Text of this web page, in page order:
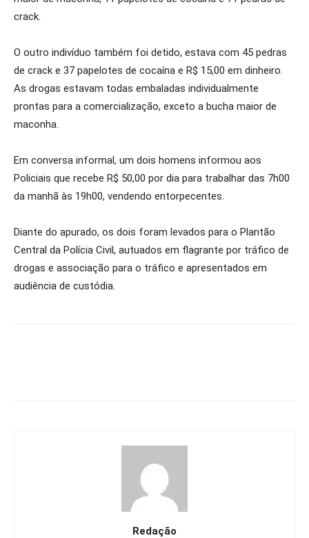
crack.
O outro indivíduo também foi detido, estava com 45 pedras
de crack e 37 papelotes de cocaína e R$ 15,00 em dinheiro.
As drogas estavam todas embaladas individualmente
prontas para a comercialização, exceto a bucha maior de
maconha.
Em conversa informal, um dois homens informou aos
Policiais que recebe R$ 50,00 por dia para trabalhar das 7h00
da manhã às 19h00, vendendo entorpecentes.
Diante do apurado, os dois foram levados para o Plantão
Central da Polícia Civil, autuados em flagrante por tráfico de
drogas e associação para o tráfico e apresentados em
audiência de custódia.
Redação